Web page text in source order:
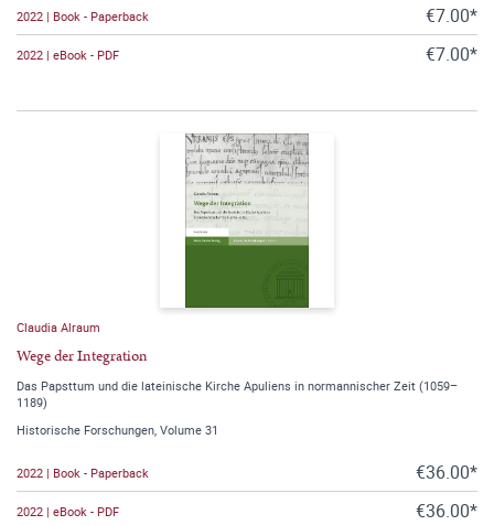
2022 | Book - Paperback €7.00*
2022 | eBook - PDF €7.00*
Claudia Alraum
Wege der Integration
Das Papsttum und die lateinische Kirche Apuliens in normannischer Zeit (1059–
1189)
Historische Forschungen, Volume 31
2022 | Book - Paperback €36.00*
2022 | eBook - PDF €36.00*